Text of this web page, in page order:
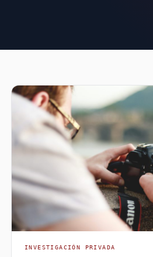
INVESTIGACIÓN PRIVADA